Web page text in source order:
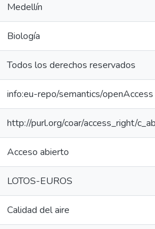
Medellín
Biología
Todos los derechos reservados
info:eu-repo/semantics/openAccess
http://purl.org/coar/access_right/
Acceso abierto
LOTOS-EUROS
Calidad del aire